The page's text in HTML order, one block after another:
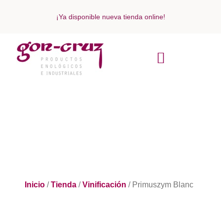
¡Ya disponible nueva tienda online!
Inicio /Tienda /Vinificación / Primuszym Blanc